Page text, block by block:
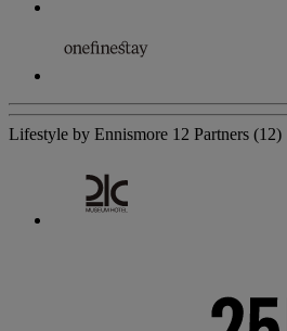
Lifestyle by Ennismore 12 Partners (12)